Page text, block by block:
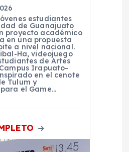
estudiantes
de Guanajuato
proyecto académico
en una propuesta
a nivel nacional.
Ha, videojuego
de Artes
Irapuato–
en el cenote
Tulum y
el Game…